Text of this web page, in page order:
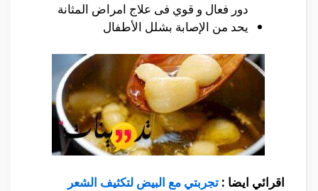
دور فعال و قوي فى علاج امراض المثانة
يحد من الإصابة بشلل الأطفال
اقرائي ايضا : تجربتي مع البيض لتكثيف الشعر